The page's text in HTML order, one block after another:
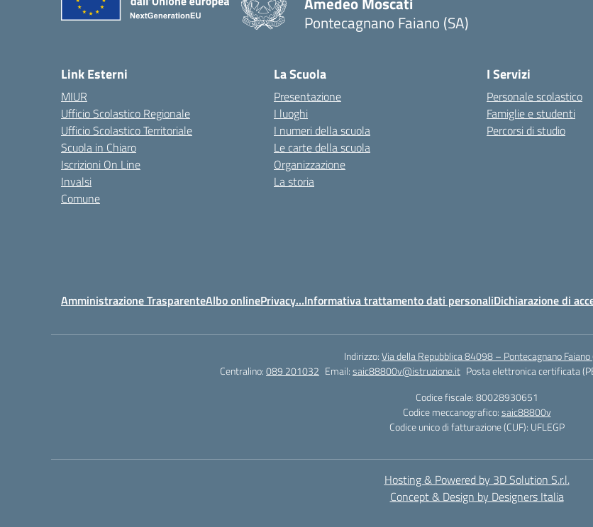
Pontecagnano Faiano (SA)
Link Esterni
MIUR
Ufficio Scolastico Regionale
Ufficio Scolastico Territoriale
Scuola in Chiaro
Iscrizioni On Line
Invalsi
Comune
La Scuola
Presentazione
I luoghi
I numeri della scuola
Le carte della scuola
Organizzazione
La storia
I Servizi
Personale scolastico
Famiglie e studenti
Percorsi di studio
Amministrazione TrasparenteAlbo onlinePrivacy…Informativa trattamento dati personaliDichiarazione di
Indirizzo:Via della Repubblica 84098 – Pontecagnano Faiano
Centralino:089 201032 Email:saic88800v@istruzione.it Posta elettronica certificata
Codice fiscale: 80028930651
Codice meccanografico:saic88800v
Codice unico di fatturazione (CUF): UFLEGP
Hosting & Powered by 3D Solution S.r.l.
Concept & Design by Designers Italia